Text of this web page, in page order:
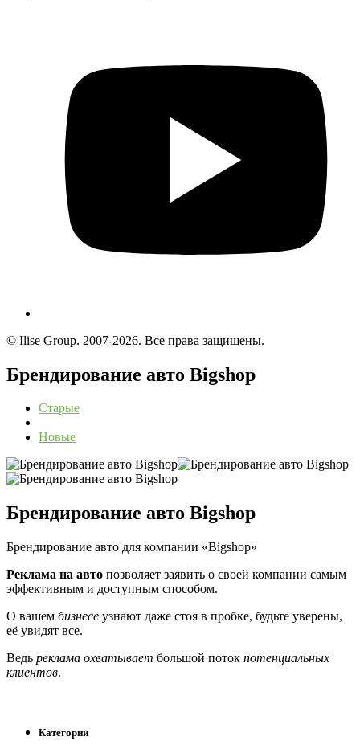
© Ilise Group. 2007-2026. Все права защищены.
Брендирование авто Bigshop
Старые
Новые
Брендирование авто Bigshop
Брендирование авто для компании «Bigshop»
Реклама на авто позволяет заявить о своей компании самым
эффективным и доступным способом.
О вашем бизнесе узнают даже стоя в пробке, будьте уверены,
её увидят все.
Ведь реклама охватывает большой поток потенциальных
клиентов.
Категории